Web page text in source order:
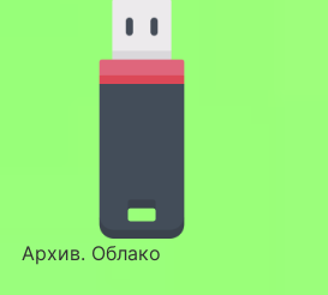
Архив. Облако